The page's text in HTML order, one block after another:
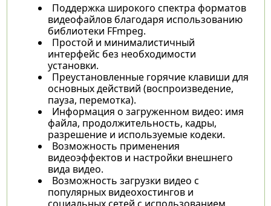
Поддержка широкого спектра форматов
видеофайлов благодаря использованию
библиотеки FFmpeg.
Простой и минималистичный
интерфейс без необходимости
установки.
Преустановленные горячие клавиши для
основных действий (воспроизведение,
пауза, перемотка).
Информация о загруженном видео: имя
файла, продолжительность, кадры,
разрешение и используемые кодеки.
Возможность применения
видеоэффектов и настройки внешнего
вида видео.
Возможность загрузки видео с
популярных видеохостингов и